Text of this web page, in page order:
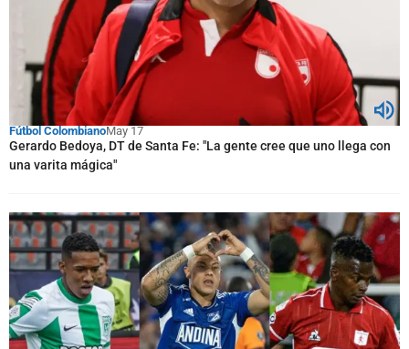
Fútbol ColombianoMay 17
Gerardo Bedoya, DT de Santa Fe: "La gente cree que uno llega con
una varita mágica"